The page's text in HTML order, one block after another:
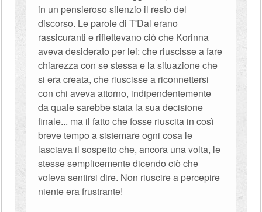
in un pensieroso silenzio il resto del
discorso. Le parole di T'Dal erano
rassicuranti e riflettevano ciò che Korinna
aveva desiderato per lei: che riuscisse a fare
chiarezza con se stessa e la situazione che
si era creata, che riuscisse a riconnettersi
con chi aveva attorno, indipendentemente
da quale sarebbe stata la sua decisione
finale... ma il fatto che fosse riuscita in così
breve tempo a sistemare ogni cosa le
lasciava il sospetto che, ancora una volta, le
stesse semplicemente dicendo ciò che
voleva sentirsi dire. Non riuscire a percepire
niente era frustrante!